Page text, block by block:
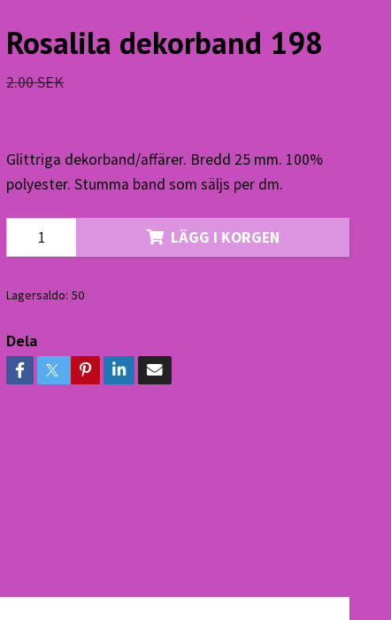
Rosalila dekorband 198
2.00 SEK
Glittriga dekorband/affärer. Bredd 25 mm. 100%
polyester. Stumma band som säljs per dm.
LÄGG I KORGEN
Lagersaldo: 50
Dela